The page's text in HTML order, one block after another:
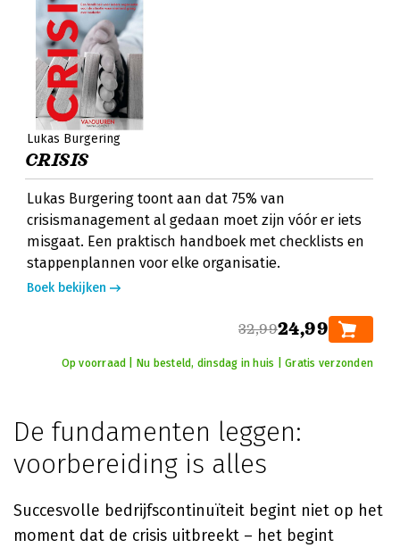
Lukas Burgering
CRISIS
Lukas Burgering toont aan dat 75% van
crisismanagement al gedaan moet zijn vóór er iets
misgaat. Een praktisch handboek met checklists en
stappenplannen voor elke organisatie.
Boek bekijken
32,9924,99
Op voorraad | Nu besteld, dinsdag in huis | Gratis verzonden
De fundamenten leggen:
voorbereiding is alles
Succesvolle bedrijfscontinuïteit begint niet op het
moment dat de crisis uitbreekt – het begint